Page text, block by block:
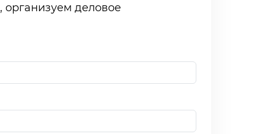
организуем деловое